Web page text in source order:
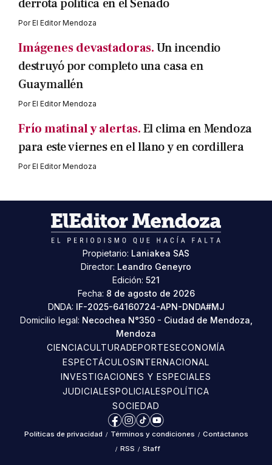
derrota política en el Senado
PorEl Editor Mendoza
Imágenes devastadoras.Un incendio
destruyó por completo una casa en
Guaymallén
PorEl Editor Mendoza
Frío matinal y alertas.El clima en Mendoza
para este viernes en el llano y en cordillera
PorEl Editor Mendoza
Propietario: Laniakea SAS
Director: Leandro Geneyro
Edición: 521
Fecha: 8 de agosto de 2026
DNDA: IF-2025-64160724-APN-DNDA#MJ
Domicilio legal: Necochea N°350 - Ciudad de Mendoza,
Mendoza
CIENCIACULTURADEPORTESECONOMÍA
ESPECTÁCULOSINTERNACIONAL
INVESTIGACIONES Y ESPECIALES
JUDICIALESPOLICIALESPOLÍTICA
SOCIEDAD
Facebook
Instagram
TikTokYouTube
Políticas de privacidad / Términos y condiciones / Contáctanos
/ RSS / Staff